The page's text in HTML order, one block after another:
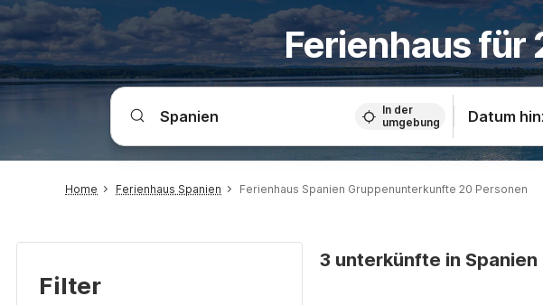
Ferienhaus für
In der
umgebung
Datum
Home Ferienhaus Spanien Ferienhaus Spanien Gruppenunterkunfte 20 Personen
Filter
3 unterkünfte in Spanien